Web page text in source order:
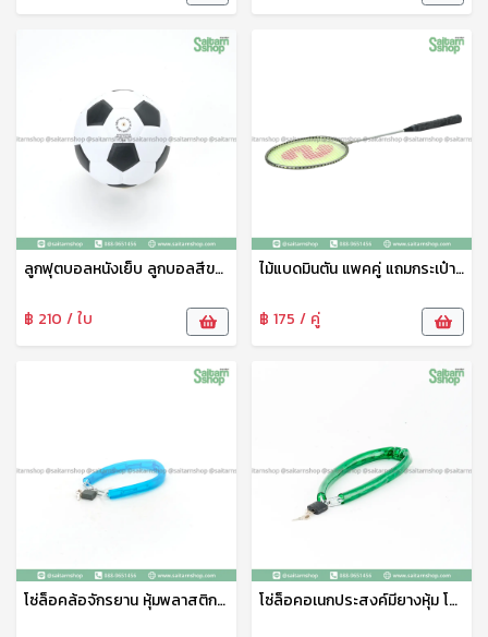
ลูกฟุตบอลหนังเย็บ ลูกบอลสีขาว-ดำ No.3 ยงเจริญ
฿ 210 / ใบ
ไม้แบดมินตัน แพคคู่ แถมกระเป๋าใส่ไม้แบด ตรายงเจริญ
฿ 175 / คู่
โซ่ล็อคล้อจักรยาน หุ้มพลาสติก โซ่ล็อคล้อ ขนาดเล็ก ตรา 999 โซ่ล็อคอเนกประสงค์มียางหุ้ม โซ่ล็อคจักรยาน ที่ล็อคจักรยาน โซ่ล็อคจักรยานมียางหุ้ม โซ่ล็อครั้วบ้าน ขนาดกลาง HS